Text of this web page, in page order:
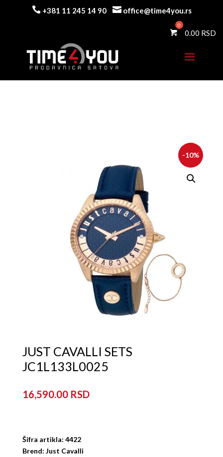
 +381 11 245 14 90  office@time4you.rs
0.00
-10%
JUST CAVALLI SETS
JC1L133L0025
16,590.00
Šifra artikla: 4422
Brend: Just Cavalli